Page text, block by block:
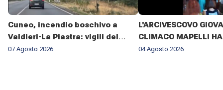
Cuneo, incendio boschivo a
Valdieri-La Piastra: vigili del
fuoco al lavoro da sette giorni
07 Agosto 2026
L'ARCIVESCOVO
CLIMACO MAPELLI HA
PRESENZIATO AL
04 Agosto 2026